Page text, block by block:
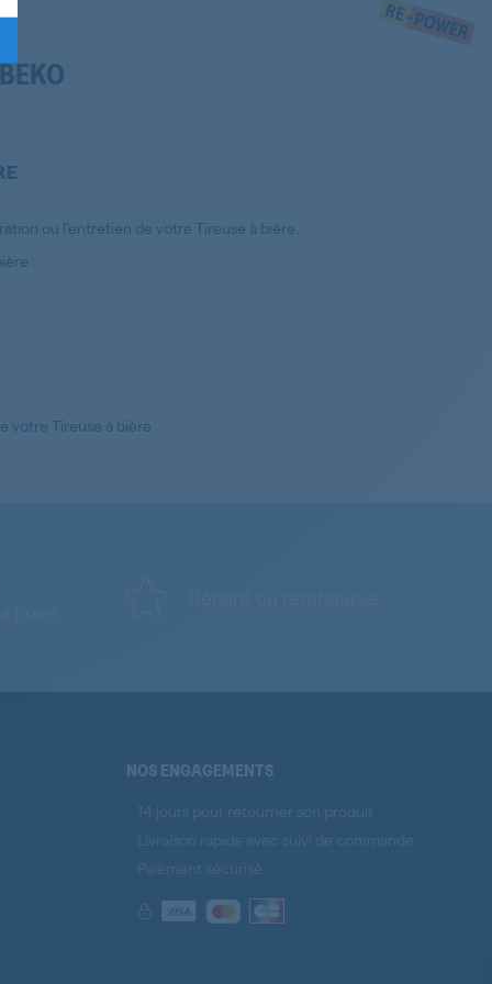
ou l’entretien de votre Tireuse à bière.
:
votre Tireuse à bière.
NOS ENGAGEMENTS